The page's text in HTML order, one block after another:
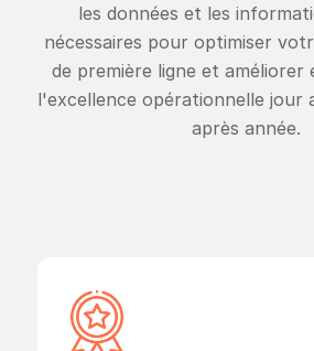
les données et les
nécessaires pour optimiser
de première ligne et améliorer
l'excellence opérationnelle jour
après année.